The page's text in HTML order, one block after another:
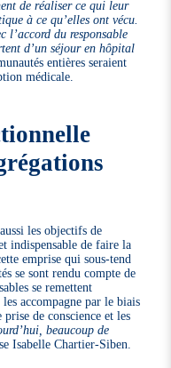
de réaliser ce qui leur
à ce qu’elles ont vécu.
l’accord du responsable
d’un séjour en hôpital
entières seraient
médicale.
les objectifs de
indispensable de faire la
emprise qui sous-tend
se sont rendu compte de
se remettent
accompagne par le biais
de conscience et les
beaucoup de
Isabelle Chartier-Siben.